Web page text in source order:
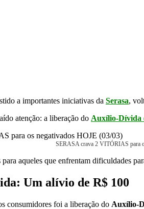
a importantes iniciativas da Serasa,
atenção: a liberação do Auxílio-Dívida
SERASA crava 2 VITÓRIAS para
para aqueles que enfrentam dificuldades
Um alívio de R$ 100
consumidores foi a liberação do Auxílio-